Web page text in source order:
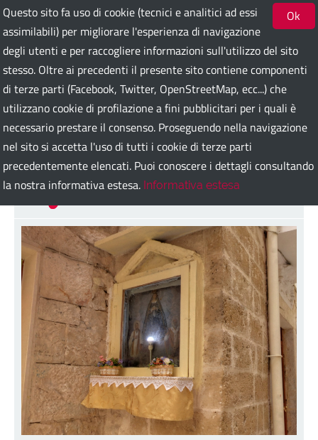
Ok
Questo sito fa uso di cookie (tecnici e analitici ad essi
assimilabili) per migliorare l'esperienza di navigazione
degli utenti e per raccogliere informazioni sull'utilizzo del sito
stesso. Oltre ai precedenti il presente sito contiene componenti
di terze parti (Facebook, Twitter, OpenStreetMap, ecc...) che
utilizzano cookie di profilazione a fini pubblicitari per i quali è
necessario prestare il consenso. Proseguendo nella navigazione
nel sito si accetta l'uso di tutti i cookie di terze parti
precedentemente elencati. Puoi conoscere i dettagli consultando
la nostra informativa estesa. Informativa estesa
Bari Guest Card
ITA ENG DEU SPA FRA RUS
Corte Pavone